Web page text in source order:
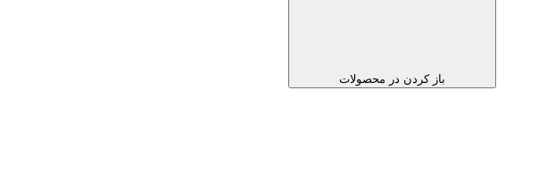
باز کردن در محصولات